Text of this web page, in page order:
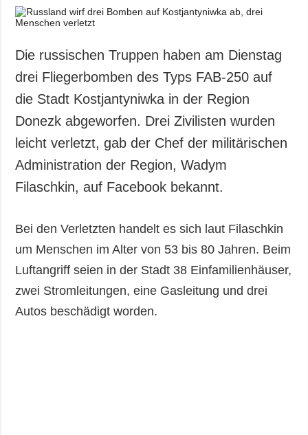
Politik
Militär
Gesellschaft und
Kultur
Sport
Kriminalität
Notstand und
Notfälle
Politik zur
personenbezogener
Veröffentlichungen
Interview
Fotos
Video
Abonnement
Fotobank
Die russischen Truppen haben am Dienstag
drei Fliegerbomben des Typs FAB-250 auf
die Stadt Kostjantyniwka in der Region
Donezk abgeworfen. Drei Zivilisten wurden
leicht verletzt, gab der Chef der militärischen
Administration der Region, Wadym
Filaschkin, auf Facebook bekannt.
Bei den Verletzten handelt es sich laut Filaschkin
um Menschen im Alter von 53 bis 80 Jahren. Beim
Luftangriff seien in der Stadt 38 Einfamilienhäuser,
zwei Stromleitungen, eine Gasleitung und drei
Autos beschädigt worden.